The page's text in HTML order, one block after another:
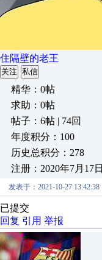
住隔壁的老王
关注 私信
精华：0帖
求助：0帖
帖子：6帖 | 74回
年度积分：100
历史总积分：278
注册：2020年7月17日
发表于：2021-10-27 13:42:38
已提交
回复 引用 举报